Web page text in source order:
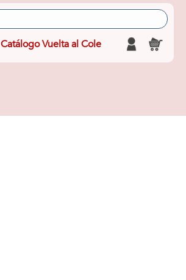
Catálogo Vuelta al Cole